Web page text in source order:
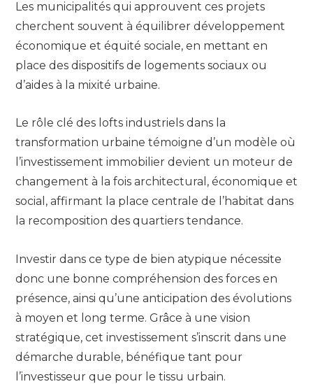
Les municipalités qui approuvent ces projets
cherchent souvent à équilibrer développement
économique et équité sociale, en mettant en
place des dispositifs de logements sociaux ou
d’aides à la mixité urbaine.
Le rôle clé des lofts industriels dans la
transformation urbaine témoigne d’un modèle où
l’investissement immobilier devient un moteur de
changement à la fois architectural, économique et
social, affirmant la place centrale de l’habitat dans
la recomposition des quartiers tendance.
Investir dans ce type de bien atypique nécessite
donc une bonne compréhension des forces en
présence, ainsi qu’une anticipation des évolutions
à moyen et long terme. Grâce à une vision
stratégique, cet investissement s’inscrit dans une
démarche durable, bénéfique tant pour
l’investisseur que pour le tissu urbain.